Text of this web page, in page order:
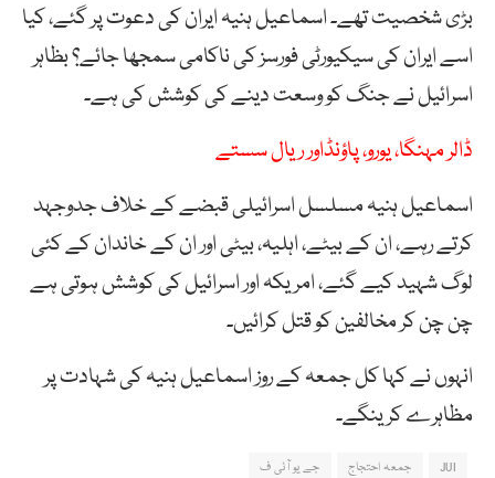
بڑی شخصیت تھے۔ اسماعیل ہنیہ ایران کی دعوت پر گئے، کیا
اسے ایران کی سیکیورٹی فورسز کی ناکامی سمجھا جائے؟ بظاہر
اسرائیل نے جنگ کو وسعت دینے کی کوشش کی ہے۔
ڈالر مہنگا، یورو، پاؤنڈاور ریال سستے
اسماعیل ہنیہ مسلسل اسرائیلی قبضے کے خلاف جدوجہد
کرتے رہے، ان کے بیٹے، اہلیہ، بیٹی اور ان کے خاندان کے کئی
لوگ شہید کیے گئے، امریکہ اور اسرائیل کی کوشش ہوتی ہے
چن چن کر مخالفین کو قتل کرائیں۔
انہوں نے کہا کل جمعہ کے روز اسماعیل ہنیہ کی شہادت پر
مظاہرے کرینگے۔
JUI جمعہ احتجاج جے یو آئی ف